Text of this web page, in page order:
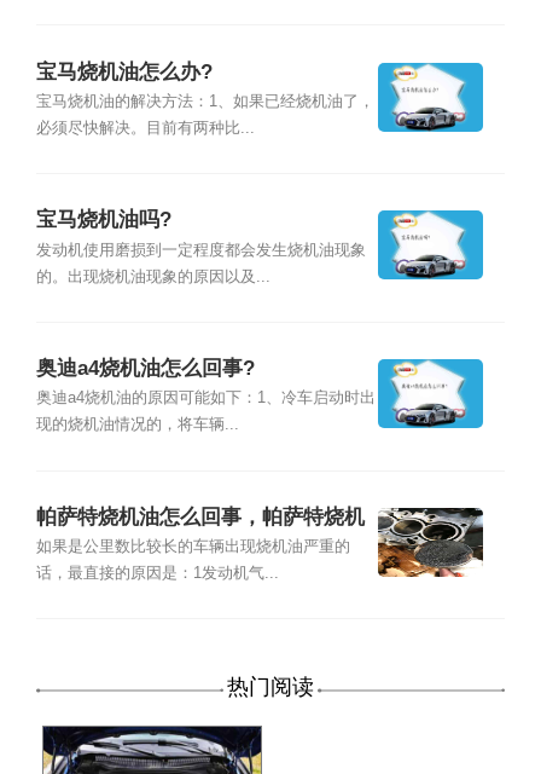
宝马烧机油怎么办?
宝马烧机油的解决方法：1、如果已经烧机油了，
必须尽快解决。目前有两种比...
宝马烧机油吗?
发动机使用磨损到一定程度都会发生烧机油现象
的。出现烧机油现象的原因以及...
奥迪a4烧机油怎么回事?
奥迪a4烧机油的原因可能如下：1、冷车启动时出
现的烧机油情况的，将车辆...
帕萨特烧机油怎么回事，帕萨特烧机
油怎么解决
如果是公里数比较长的车辆出现烧机油严重的
话，最直接的原因是：1发动机气...
热门阅读